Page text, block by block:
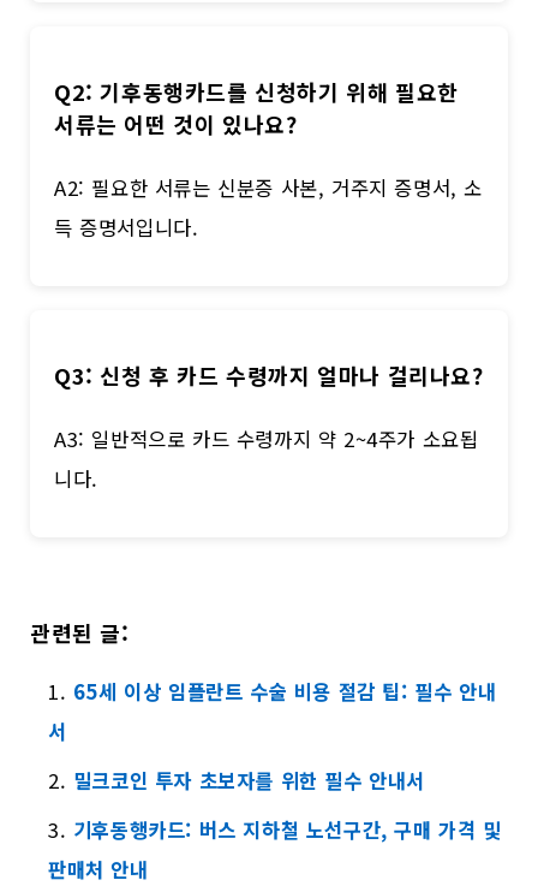
Q2: 기후동행카드를 신청하기 위해 필요한
서류는 어떤 것이 있나요?
A2: 필요한 서류는 신분증 사본, 거주지 증명서, 소
득 증명서입니다.
Q3: 신청 후 카드 수령까지 얼마나 걸리나요?
A3: 일반적으로 카드 수령까지 약 2~4주가 소요됩
니다.
관련된 글:
65세 이상 임플란트 수술 비용 절감 팁: 필수 안내
서
밀크코인 투자 초보자를 위한 필수 안내서
기후동행카드: 버스 지하철 노선구간, 구매 가격 및
판매처 안내